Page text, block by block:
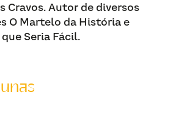
Cravos. Autor de diversos
O Martelo da História e
Seria Fácil.